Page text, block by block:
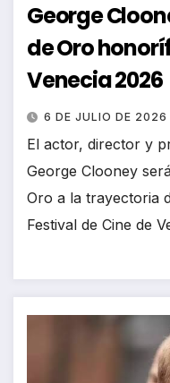
George
de Oro
Venecia 2026
6 DE JULIO DE 2026
El actor, director y
George Clooney
Oro a la trayectoria
Festival de Cine de